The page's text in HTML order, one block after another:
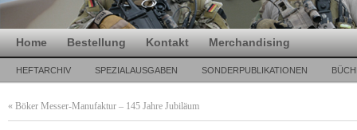
Home Bestellung Kontakt Merchandising
HEFTARCHIV SPEZIALAUSGABEN SONDERPUBLIKATIONEN
« Böker Messer-Manufaktur – 145 Jahre Jubiläum